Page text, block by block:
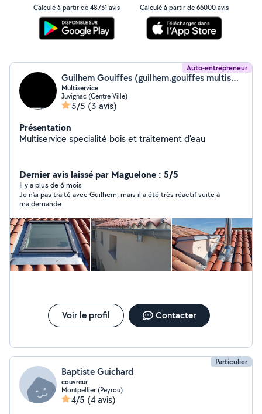
Calculé à partir de 48731 avis Calculé à partir de 66000 avis
Auto-entrepreneur
Guilhem Gouiffes (guilhem.gouiffes multiservice)
Multiservice
Juvignac (Centre Ville)
5/5 (3 avis)
Présentation
Multiservice specialité bois et traitement d'eau
Dernier avis laissé par Maguelone : 5/5
Il y a plus de 6 mois
Je n'ai pas traité avec Guilhem, mais il a été très réactif suite à
ma demande .
Voir le profil Contacter
Particulier
Baptiste Guichard
couvreur
Montpellier (Peyrou)
4/5 (4 avis)